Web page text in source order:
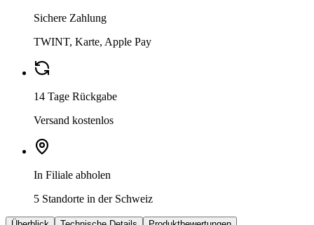
Sichere Zahlung
TWINT, Karte, Apple Pay
14 Tage Rückgabe
Versand kostenlos
In Filiale abholen
5 Standorte in der Schweiz